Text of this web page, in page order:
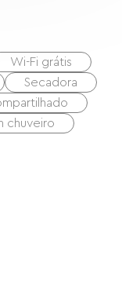
Wi-Fi grátis
Secadora
chuveiro